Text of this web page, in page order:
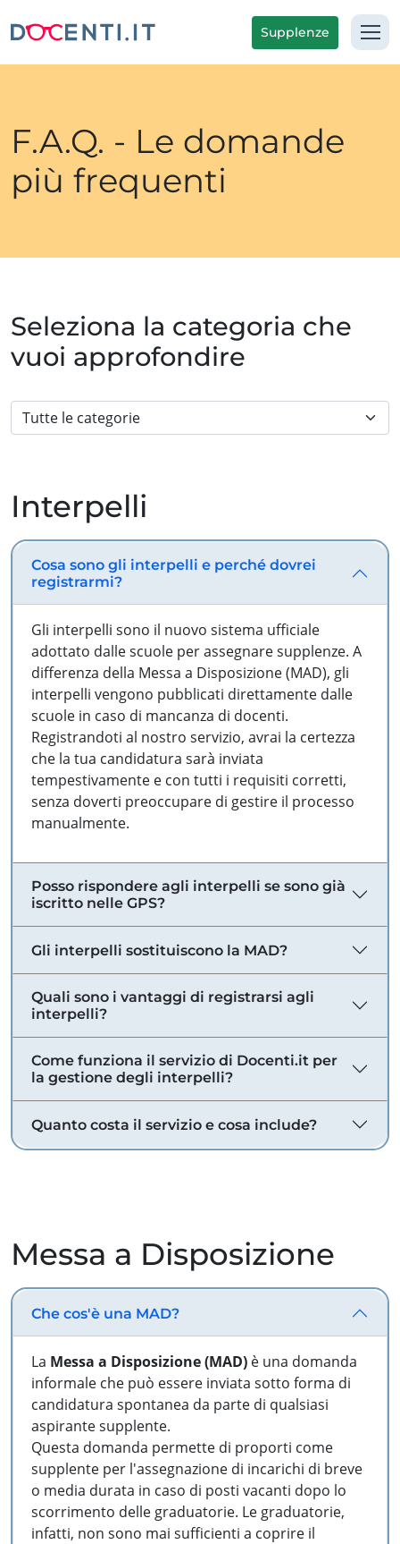
Supplenze
F.A.Q. - Le domande
più frequenti
Seleziona la categoria che
vuoi approfondire
Interpelli
Cosa sono gli interpelli e perché dovrei
registrarmi?
Gli interpelli sono il nuovo sistema ufficiale
adottato dalle scuole per assegnare supplenze. A
differenza della Messa a Disposizione (MAD), gli
interpelli vengono pubblicati direttamente dalle
scuole in caso di mancanza di docenti.
Registrandoti al nostro servizio, avrai la certezza
che la tua candidatura sarà inviata
tempestivamente e con tutti i requisiti corretti,
senza doverti preoccupare di gestire il processo
manualmente.
Posso rispondere agli interpelli se sono già
iscritto nelle GPS?
Gli interpelli sostituiscono la MAD?
Quali sono i vantaggi di registrarsi agli
interpelli?
Come funziona il servizio di Docenti.it per
la gestione degli interpelli?
Quanto costa il servizio e cosa include?
Messa a Disposizione
Che cos'è una MAD?
La Messa a Disposizione (MAD) è una domanda
informale che può essere inviata sotto forma di
candidatura spontanea da parte di qualsiasi
aspirante supplente.
Questa domanda permette di proporti come
supplente per l'assegnazione di incarichi di breve
o media durata in caso di posti vacanti dopo lo
scorrimento delle graduatorie. Le graduatorie,
infatti, non sono mai sufficienti a coprire il